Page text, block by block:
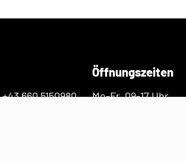
660 5150980
Öffnungszeiten
Mo-Fr. 09-17 Uhr